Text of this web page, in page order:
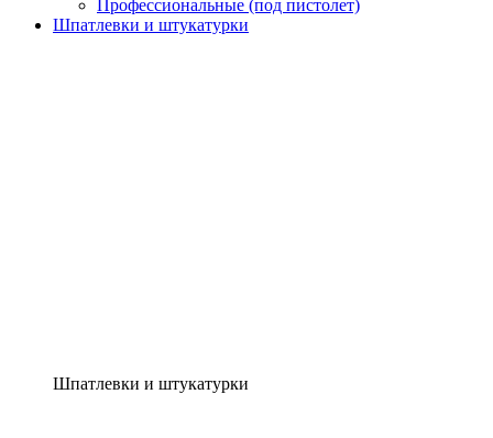
Профессиональные (под пистолет)
Шпатлевки и штукатурки
Шпатлевки и штукатурки